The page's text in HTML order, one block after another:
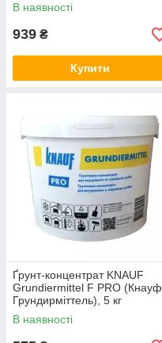
В наявності
939 ₴
Купити
Ґрунт-концентрат KNAUF
Grundiermittel F PRO (Кнауф
Грундирміттель), 5 кг
В наявності